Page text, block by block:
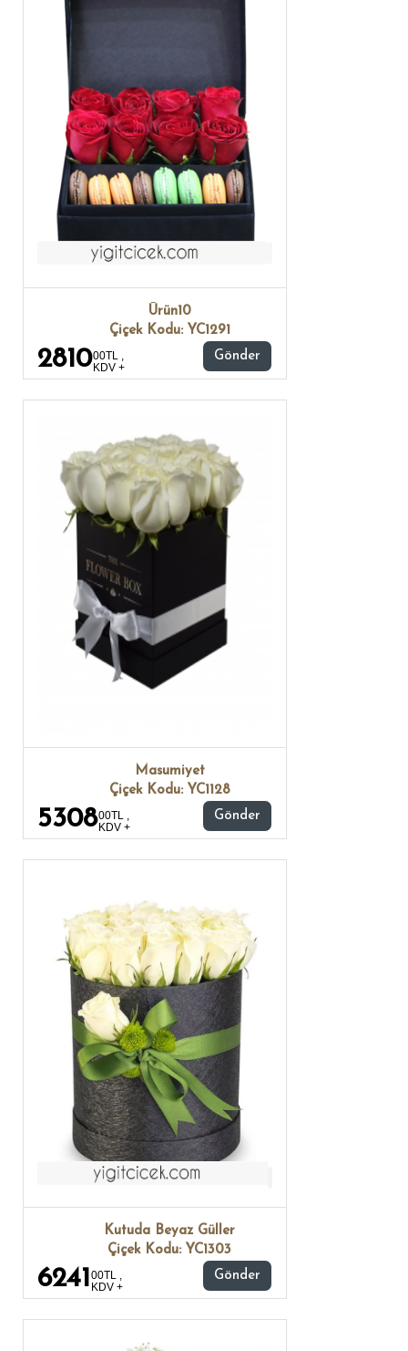
Ürün10
Çiçek Kodu: YC1291
281000TL ,
KDV +
Gönder
Masumiyet
Çiçek Kodu: YC1128
530800TL ,
KDV +
Gönder
Kutuda Beyaz Güller
Çiçek Kodu: YC1303
624100TL ,
KDV +
Gönder